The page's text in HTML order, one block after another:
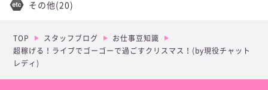
その他 (20)
TOP スタッフブログ
お仕事豆知識
超稼げる！ライブでゴーゴーで過ごすクリスマス！(by現役チャット
レディ)